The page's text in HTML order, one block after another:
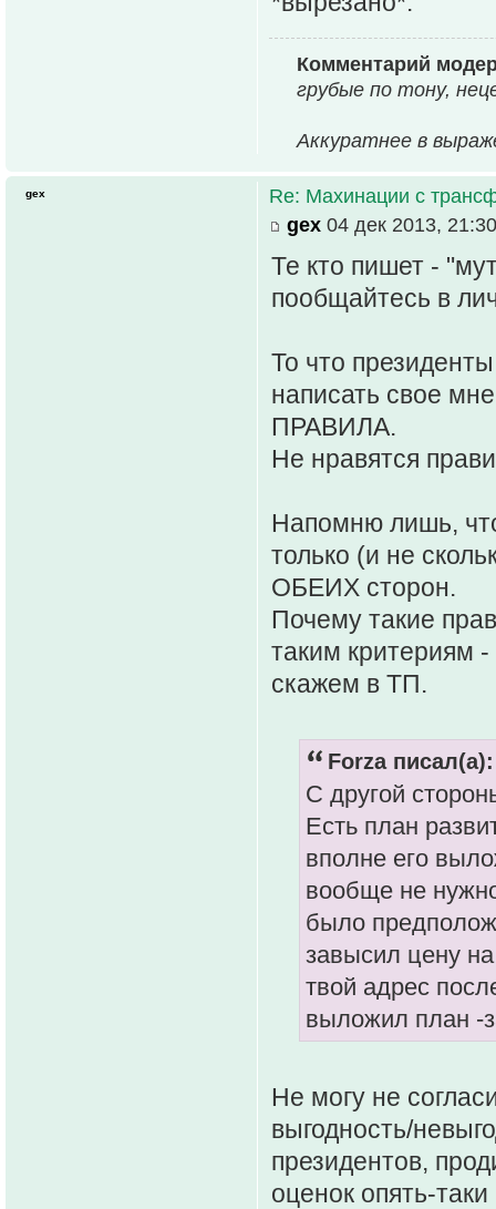
Комментарий
гpубые по тону,
Аккуратнее в
Re: Махинации с
gex 04 дек 2013, 21:30
Те кто пишет -
пообщайтесь в
То что
написать свое
ПРАВИЛА.
Не нравятся
Напомню лишь,
только (и не
ОБЕИХ сторон.
Почему такие
таким критериям
скажем в ТП.
Forza писал(а):
С другой
Есть план
вполне его
вообще не
было
завысил цену
твой адрес
выложил план -
Не могу не
выгодность/
президентов,
оценок опять-
gex